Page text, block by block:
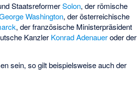
StaatsreformerSolon, der römische
Washington, der österreichische
, der französische Ministerpräsident
Kanzler Konrad Adenaueroder der
sein, so gilt beispielsweise auch der